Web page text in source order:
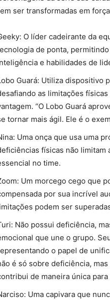
ser transformadas em
O líder cadeirante da
de ponta,
e habilidades de
Guará: Utiliza dispositivo
as limitações
“O Lobo Guará
tornar mais ágil. Ele é o
Uma onça que usa uma
físicas não limitam
no time.
Um morcego cego que
por sua incrível
podem ser
Não possui deficiência,
que une o grupo.
o papel de
é só sobre deficiência,
de maneira única para
Uma capivara que